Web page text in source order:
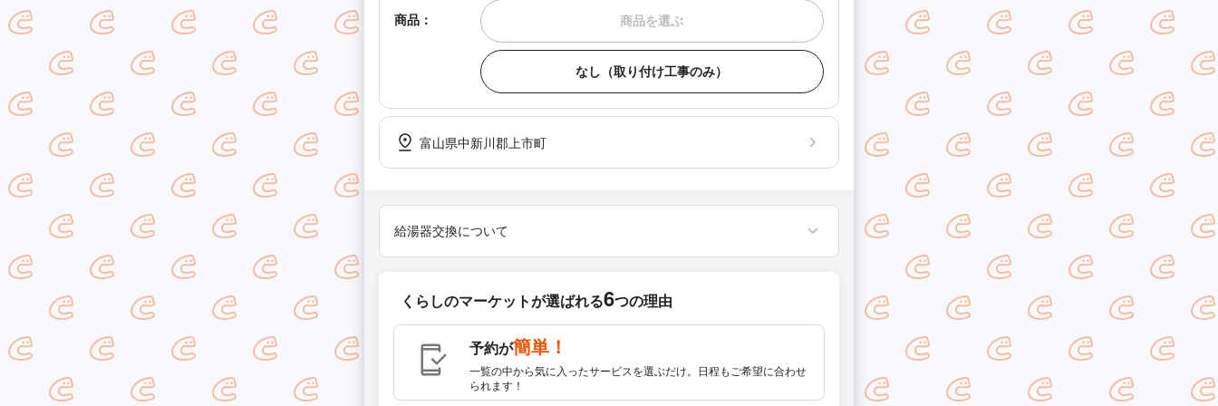
商品： 商品を選ぶ
なし（取り付け工事のみ）
富山県中新川郡上市町
給湯器交換について
くらしのマーケットが選ばれる6つの理由
予約が簡単！
一覧の中から気に入ったサービスを選ぶだけ。日程もご希望に合わせ
られます！